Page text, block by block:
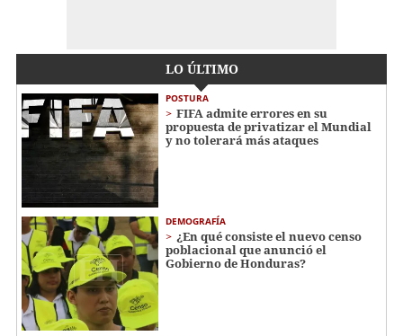
LO ÚLTIMO
POSTURA
FIFA admite errores en su
propuesta de privatizar el Mundial
y no tolerará más ataques
DEMOGRAFÍA
¿En qué consiste el nuevo censo
poblacional que anunció el
Gobierno de Honduras?